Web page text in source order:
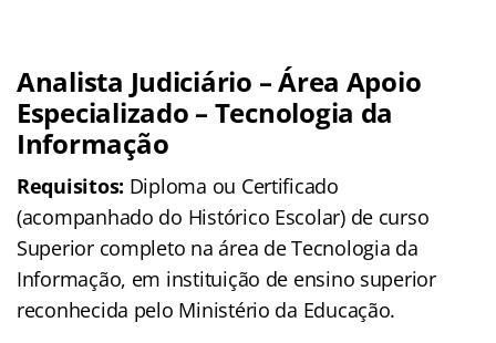
Analista Judiciário – Área Apoio
Especializado – Tecnologia da
Informação
Requisitos: Diploma ou Certificado
(acompanhado do Histórico Escolar) de curso
Superior completo na área de Tecnologia da
Informação, em instituição de ensino superior
reconhecida pelo Ministério da Educação.